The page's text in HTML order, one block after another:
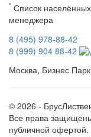
* Список
менеджера
8 (495) 978-88-42
8 (999) 904 88-42
Москва, Бизнес
© 2026 -
Все права
публичной офертой.